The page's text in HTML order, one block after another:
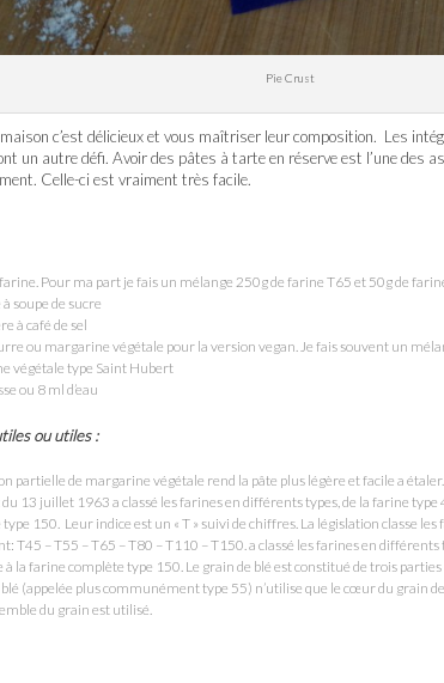
Pie Crust
c’est délicieux et vous maîtriser leur composition. Les
un autre défi. Avoir des pâtes à tarte en réserve est l’une des
Celle-ci est vraiment très facile.
Pour ma part je fais un mélange 250g de farine T65 et 50g de
soupe de sucre
à café de sel
ou margarine végétale pour la version vegan. Je fais souvent un
végétale type Saint Hubert
ou 8 ml d’eau
ou utiles :
partielle de margarine végétale rend la pâte plus légère et facile a étaler.
du 13 juillet 1963 a classé les farines en différents types, de la farine
150. Leur indice est un « T » suivi de chiffres. La législation classe
T45 – T55 – T65 – T80 – T110 – T150. a classé les farines en
à la farine complète type 150. Le grain de blé est constitué de trois parties
(appelée plus communément type 55) n’utilise que le cœur du grain
du grain est utilisé.